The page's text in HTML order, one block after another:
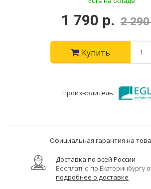
1 790 р. 2
Купить
Производитель:
Официальная гарантия на
Доставка по всей России
Бесплатно по Екатеринбургу
подробнее о доставке